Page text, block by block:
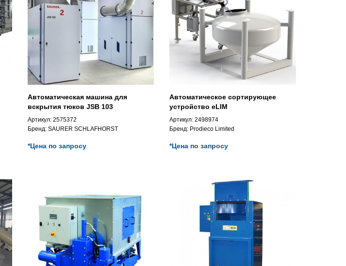
Автоматическая машина для
вскрытия тюков JSB 103
Артикул: 2575372
Бренд: SAURER SCHLAFHORST
*Цена по запросу
Автоматическое сортирующее
устройство eLIM
Артикул: 2498974
Бренд: Prodieco Limited
*Цена по запросу